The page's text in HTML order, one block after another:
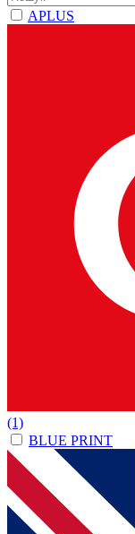
APLUS
(1)
BLUE PRINT